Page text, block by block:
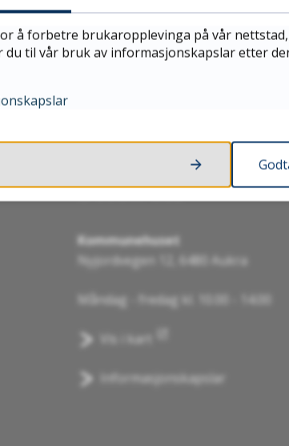
JA
Besøk oss
Kommunehuset
Nyjordvegen 12, 6480 Aukra
Måndag - fredag kl. 10.00 - 14.00
Vis i kart
Informasjonskapslar
å forbetre brukaropplevinga på vår
til vår bruk av informasjonskapslar etter